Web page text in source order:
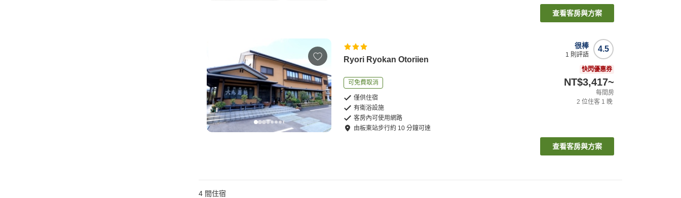
查看客房與方案
Ryori Ryokan Otoriien
可免費取消
僅供住宿
有衛浴設施
客房內可使用網路
由板東站步行約 10 分鐘可達
4.5
很棒
1 則評語
快閃優惠券
NT$3,417~
每間房
2 位住客 1 晚
查看客房與方案
4 間住宿